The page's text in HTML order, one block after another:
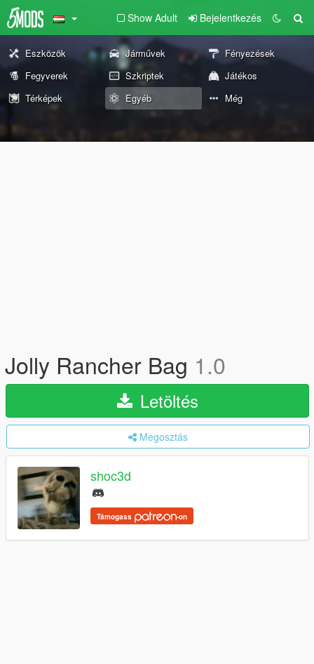
Show Adult Bejelentkezés
Eszközök Járművek
Fényezések
Fegyverek
Szkriptek
Játékos
Térképek
Egyéb Még
Jolly Rancher Bag 1.0
Letöltés
Megosztás
shoc3d
Támogass -on